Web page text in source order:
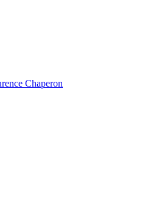
Chaperon